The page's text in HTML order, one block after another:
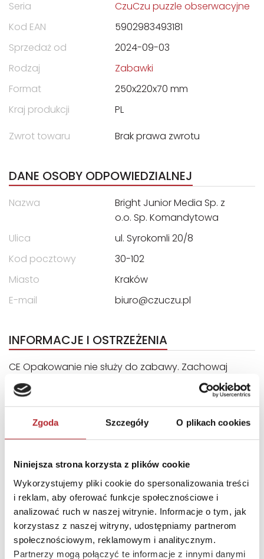
Zgoda Szczegóły O plikach cookies
Niniejsza strona korzysta z plików cookie
Wykorzystujemy pliki cookie do spersonalizowania treści
i reklam, aby oferować funkcje społecznościowe i
analizować ruch w naszej witrynie. Informacje o tym, jak
korzystasz z naszej witryny, udostępniamy partnerom
społecznościowym, reklamowym i analitycznym.
Partnerzy mogą połączyć te informacje z innymi danymi
Seria
CzuCzu puzzle obserwacyjne
Kod EAN
5902983493181
Sprzedaż od
2024-09-03
Rodzaj
Zabawki
Format
250x220x70 mm
Kraj produkcji
PL
Zwrot towaru
Brak prawa zwrotu
DANE OSOBY ODPOWIEDZIALNEJ
Nazwa
Bright Junior Media Sp. z
o.o. Sp. Komandytowa
Ulica
ul. Syrokomli 20/8
Kod pocztowy
30-102
Miasto
Kraków
E-mail
biuro@czuczu.pl
INFORMACJE I OSTRZEŻENIA
CE Opakowanie nie służy do zabawy. Zachowaj
opakowanie ze względu na zawarte na nim ważne
informacje. Przed podaniem dziecku upewnij się, że
produkt jest kompletny i nieuszkodzony.
INNI KLIENCI KUPOWALI
Nowość